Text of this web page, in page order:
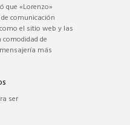
que «Lorenzo»
comunicación
el sitio web y las
de
más
ser